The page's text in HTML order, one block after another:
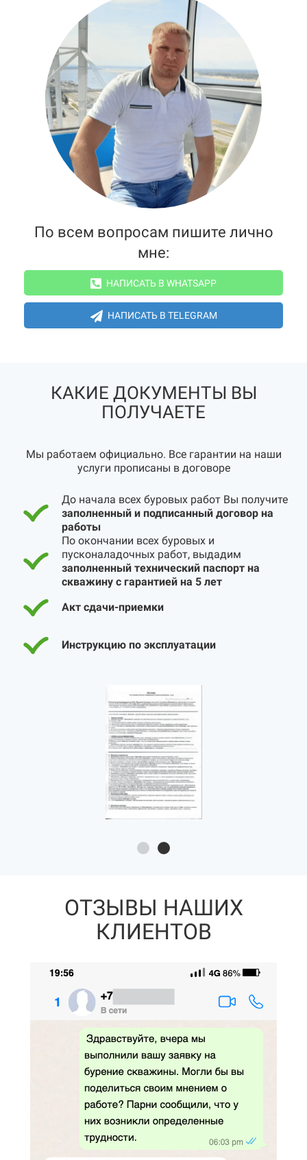
По всем вопросам пишите лично
мне:
НАПИСАТЬ В WHATSAPP
НАПИСАТЬ В TELEGRAM
КАКИЕ ДОКУМЕНТЫ ВЫ
ПОЛУЧАЕТЕ
Мы работаем официально. Все гарантии на наши
услуги прописаны в договоре
До начала всех буровых работ Вы получите
заполненный и подписанный договор на
работы
По окончании всех буровых и
пусконаладочных работ, выдадим
заполненный технический паспорт на
скважину с гарантией на 5 лет
Акт сдачи-приемки
Инструкцию по эксплуатации
ОТЗЫВЫ НАШИХ
КЛИЕНТОВ